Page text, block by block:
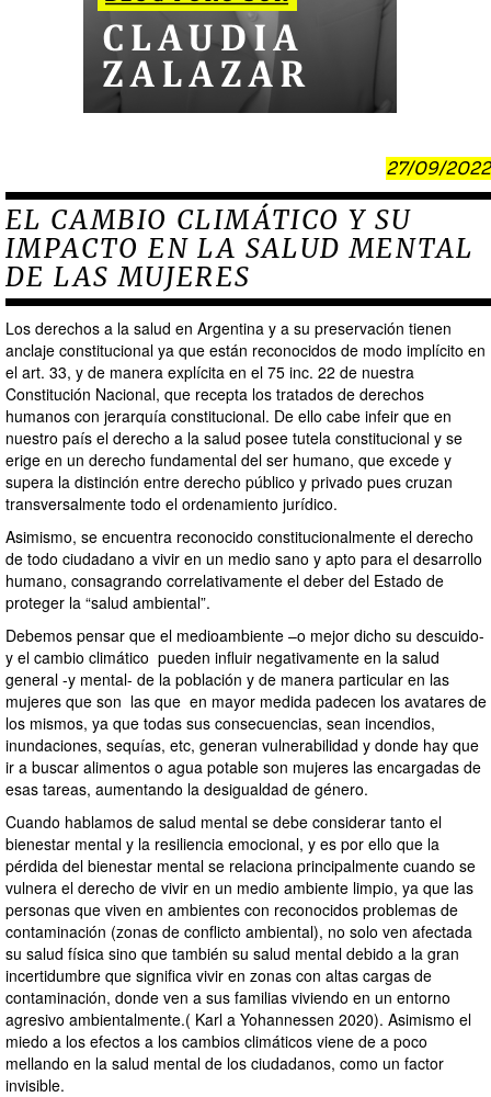
27/09/2022
EL CAMBIO CLIMÁTICO Y SU
IMPACTO EN LA SALUD MENTAL
DE LAS MUJERES
Los derechos a la salud en Argentina y a su preservación tienen
anclaje constitucional ya que están reconocidos de modo implícito en
el art. 33, y de manera explícita en el 75 inc. 22 de nuestra
Constitución Nacional, que recepta los tratados de derechos
humanos con jerarquía constitucional. De ello cabe infeir que en
nuestro país el derecho a la salud posee tutela constitucional y se
erige en un derecho fundamental del ser humano, que excede y
supera la distinción entre derecho público y privado pues cruzan
transversalmente todo el ordenamiento jurídico.
Asimismo, se encuentra reconocido constitucionalmente el derecho
de todo ciudadano a vivir en un medio sano y apto para el desarrollo
humano, consagrando correlativamente el deber del Estado de
proteger la “salud ambiental”.
Debemos pensar que el medioambiente –o mejor dicho su descuido-
y el cambio climático pueden influir negativamente en la salud
general -y mental- de la población y de manera particular en las
mujeres que son las que en mayor medida padecen los avatares de
los mismos, ya que todas sus consecuencias, sean incendios,
inundaciones, sequías, etc, generan vulnerabilidad y donde hay que
ir a buscar alimentos o agua potable son mujeres las encargadas de
esas tareas, aumentando la desigualdad de género.
Cuando hablamos de salud mental se debe considerar tanto el
bienestar mental y la resiliencia emocional, y es por ello que la
pérdida del bienestar mental se relaciona principalmente cuando se
vulnera el derecho de vivir en un medio ambiente limpio, ya que las
personas que viven en ambientes con reconocidos problemas de
contaminación (zonas de conflicto ambiental), no solo ven afectada
su salud física sino que también su salud mental debido a la gran
incertidumbre que significa vivir en zonas con altas cargas de
contaminación, donde ven a sus familias viviendo en un entorno
agresivo ambientalmente.( Karl a Yohannessen 2020). Asimismo el
miedo a los efectos a los cambios climáticos viene de a poco
mellando en la salud mental de los ciudadanos, como un factor
invisible.